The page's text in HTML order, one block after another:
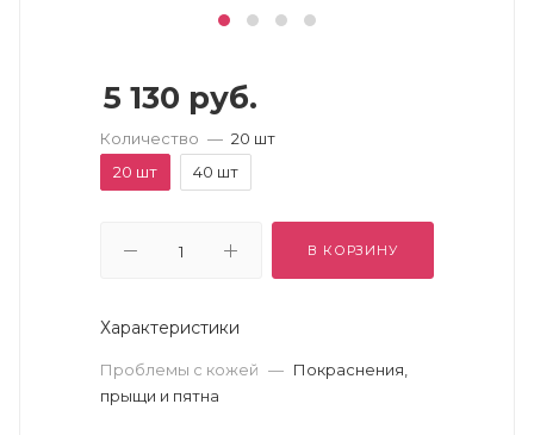
5 130 руб.
Количество — 20 шт
20 шт
40 шт
В КОРЗИНУ
Характеристики
Проблемы с кожей — Покраснения,
прыщи и пятна